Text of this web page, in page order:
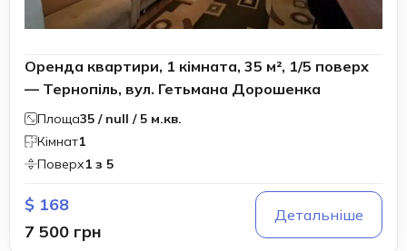
Оренда квартири, 1 кімната, 35 м², 1/5 поверх
— Тернопіль, вул. Гетьмана Дорошенка
Площа35 / null / 5 м.кв.
Кімнат1
Поверх1 з 5
$ 168
7 500 грн
Детальніше